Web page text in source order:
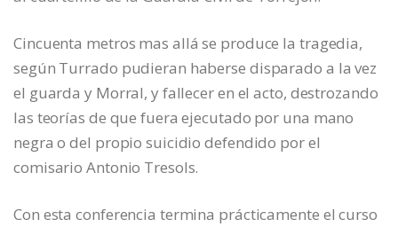
Cincuenta metros mas allá se produce la tragedia,
según Turrado pudieran haberse disparado a la vez
el guarda y Morral, y fallecer en el acto, destrozando
las teorías de que fuera ejecutado por una mano
negra o del propio suicidio defendido por el
comisario Antonio Tresols.
Con esta conferencia termina prácticamente el curso